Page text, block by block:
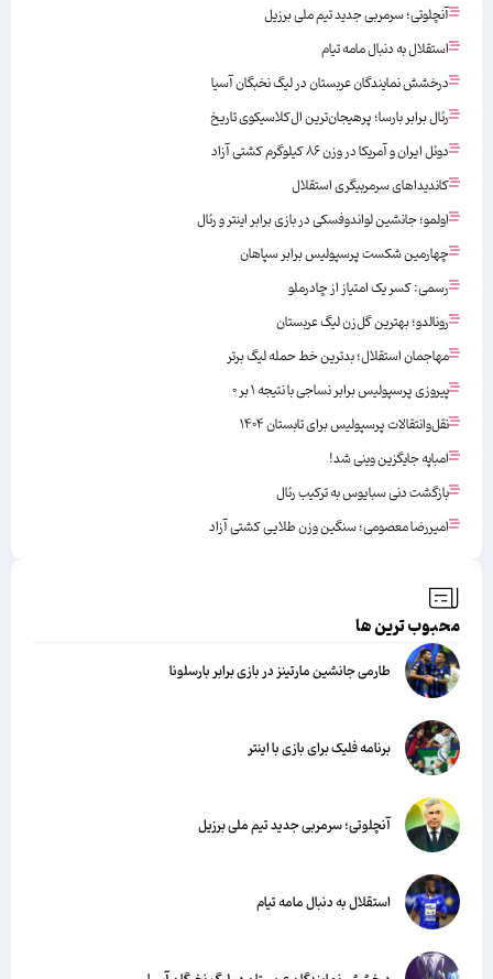
آنچلوتی؛ سرمربی جدید تیم ملی برزیل
استقلال به دنبال مامه تیام
درخشش نمایندگان عربستان در لیگ نخبگان آسیا
رئال برابر بارسا؛ پرهیجان‌‌ترین ال‌کلاسیکوی تاریخ
دوئل ایران و آمریکا در وزن ۸۶ کیلوگرم کشتی آزاد
کاندیداهای سرمربیگری استقلال
اولمو؛ جانشین لواندوفسکی در بازی برابر اینتر و رئال
چهارمین شکست پرسپولیس برابر سپاهان
رسمی: کسر یک امتیاز از چادرملو
رونالدو؛ بهترین گل‌زن لیگ عربستان
مهاجمان استقلال؛ بدترین خط حمله لیگ برتر
پیروزی پرسپولیس برابر نساجی با نتیجه ۱ بر ۰
نقل‌وانتقالات پرسپولیس برای تابستان ۱۴۰۴
امباپه جایگزین وینی شد!
بازگشت دنی سبایوس به ترکیب رئال
امیررضا معصومی؛ سنگین وزن طلایی کشتی آزاد
محبوب ترین ها
طارمی جانشین مارتینز در بازی برابر بارسلونا
برنامه فلیک برای بازی با اینتر
آنچلوتی؛ سرمربی جدید تیم ملی برزیل
استقلال به دنبال مامه تیام